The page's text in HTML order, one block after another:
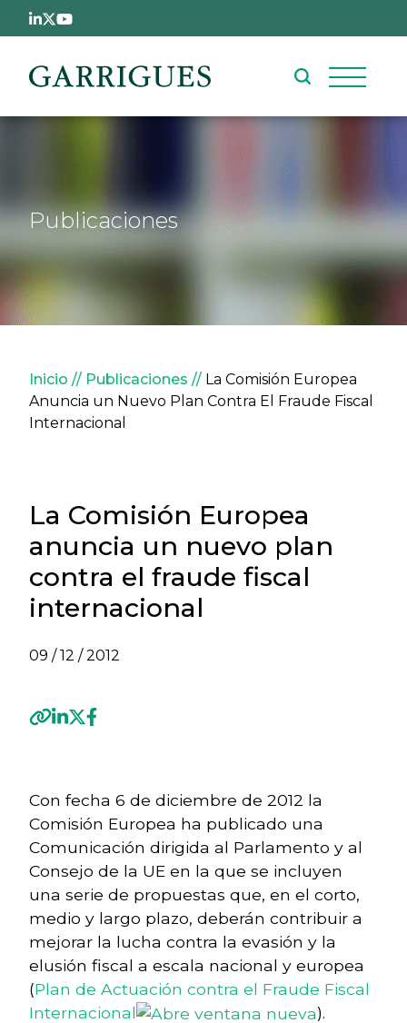
Pasar al contenido principal
Publicaciones
Sobrescribir enlaces de
Inicio Publicaciones
La Comisión Europea
Anuncia un Nuevo Plan Contra El Fraude Fiscal
Internacional
La Comisión Europea
anuncia un nuevo plan
contra el fraude fiscal
internacional
09 / 12 / 2012
Con fecha 6 de diciembre de 2012 la
Comisión Europea ha publicado una
Comunicación dirigida al Parlamento y al
Consejo de la UE en la que se incluyen
una serie de propuestas que, en el corto,
medio y largo plazo, deberán contribuir a
mejorar la lucha contra la evasión y la
elusión fiscal a escala nacional y europea
(Plan de Actuación contra el Fraude Fiscal
Internacional
).